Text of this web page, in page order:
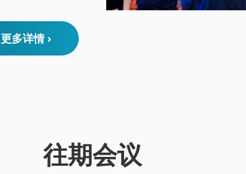
更多详情 ›
往期会议